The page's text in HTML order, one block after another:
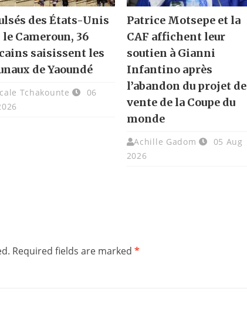
des États-Unis
Cameroun, 36
saisissent les
de Yaoundé
Tchakounte
06
Patrice Motsepe et la
CAF affichent leur
soutien à Gianni
Infantino après
l’abandon du projet de
vente de la Coupe du
monde
Achille Gadom
05 Aug
2026
Required fields are marked *